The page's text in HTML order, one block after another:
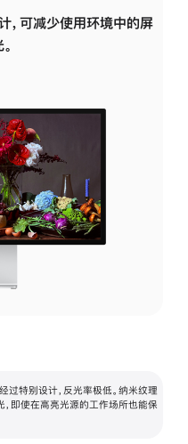
，可减少使用环境中的屏
过特别设计，反光率极低。纳米纹理
即使在高亮光源的工作场所也能保